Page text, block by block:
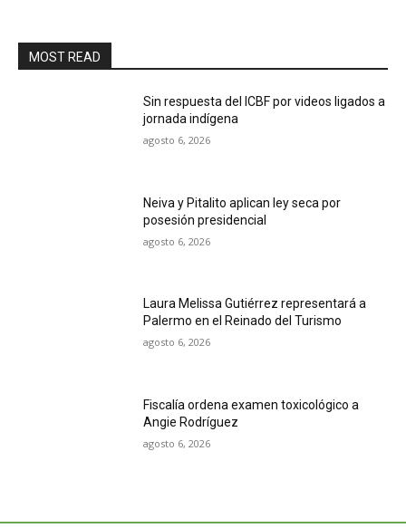
MOST READ
Sin respuesta del ICBF por videos ligados a
jornada indígena
agosto 6, 2026
Neiva y Pitalito aplican ley seca por
posesión presidencial
agosto 6, 2026
Laura Melissa Gutiérrez representará a
Palermo en el Reinado del Turismo
agosto 6, 2026
Fiscalía ordena examen toxicológico a
Angie Rodríguez
agosto 6, 2026